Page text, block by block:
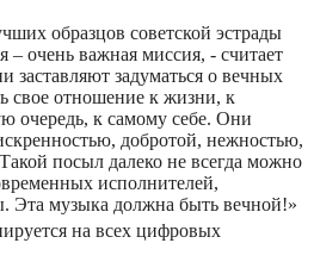
образцов советской эстрады
– очень важная миссия, - считает
заставляют задуматься о вечных
свое отношение к жизни, к
очередь, к самому себе. Они
добротой, нежностью,
посыл далеко не всегда можно
исполнителей,
Эта музыка должна быть вечной!»
на всех цифровых